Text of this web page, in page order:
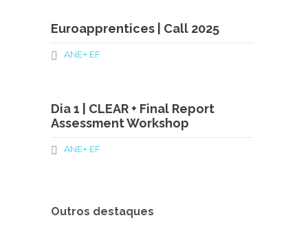
Euroapprentices | Call 2025
ANE+ EF
Dia 1 | CLEAR + Final Report
Assessment Workshop
ANE+ EF
Outros destaques